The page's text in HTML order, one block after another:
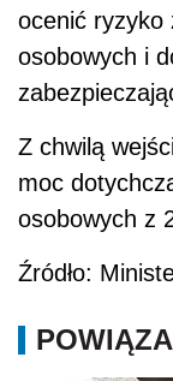
ocenić ryzyko
osobowych i
Z chwilą
moc
osobowych z
Źródło: